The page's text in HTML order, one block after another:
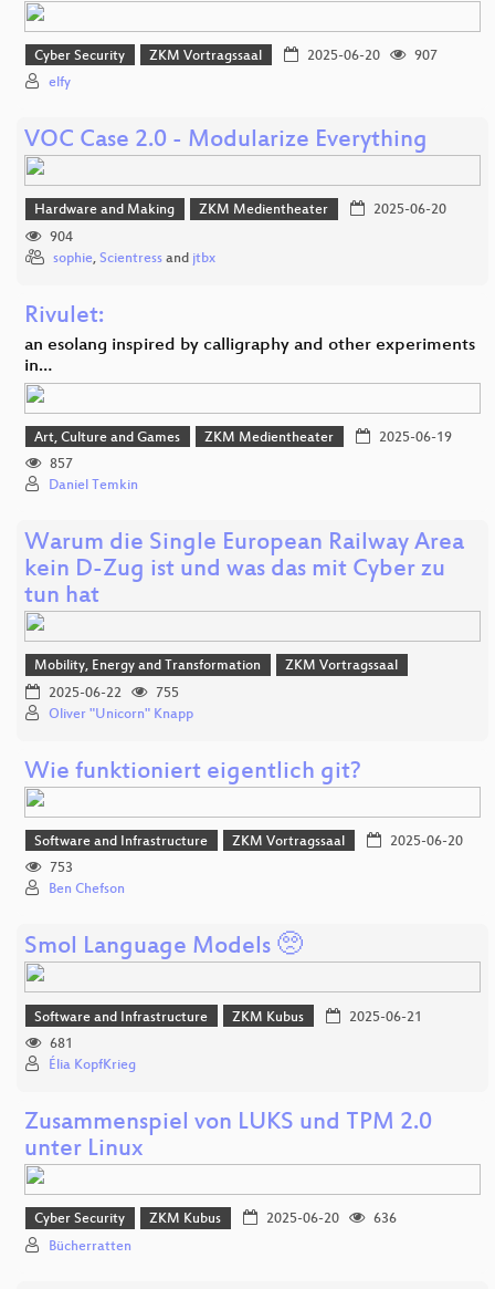
Cyber Security ZKM Vortragssaal 2025-06-20
907
elfy
VOC Case 2.0 - Modularize Everything
Hardware and Making ZKM Medientheater
2025-06-20
904
sophie, Scientress and jtbx
Rivulet:
an esolang inspired by calligraphy and other experiments
in…
Art, Culture and Games ZKM Medientheater
2025-06-19
857
Daniel Temkin
Warum die Single European Railway Area
kein D-Zug ist und was das mit Cyber zu
tun hat
Mobility, Energy and Transformation
ZKM Vortragssaal
2025-06-22
755
Oliver "Unicorn" Knapp
Wie funktioniert eigentlich git?
Software and Infrastructure ZKM Vortragssaal
2025-06-20
753
Ben Chefson
Smol Language Models 🥺
Software and Infrastructure ZKM Kubus
2025-06-21
681
Élia KopfKrieg
Zusammenspiel von LUKS und TPM 2.0
unter Linux
Cyber Security ZKM Kubus 2025-06-20
636
Bücherratten